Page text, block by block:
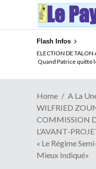
Flash Infos
ELECTION DE TALON
Quand Patrice quitte
Home
A La
WILFRIED
COMMISSION
L’AVANT-
« Le Régime
Mieux Indiqué»